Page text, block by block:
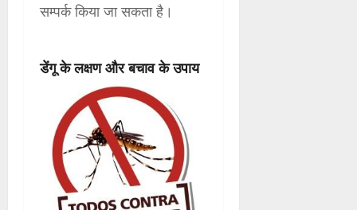
सम्पर्क किया जा सकता है।
डेंगू के लक्षण और बचाव के उपाय